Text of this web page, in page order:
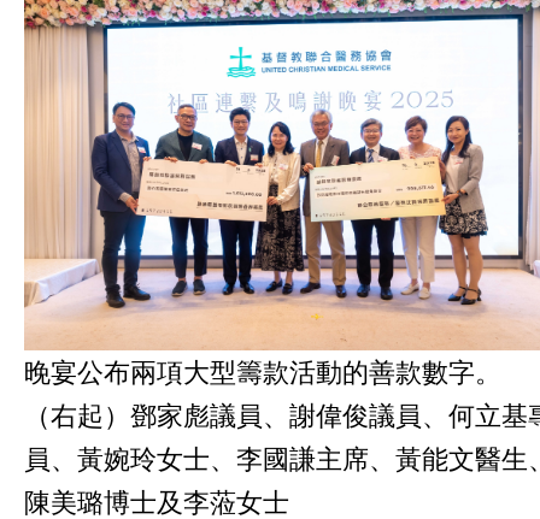
晚宴公布兩項大型籌款活動的善款數字。
（右起）鄧家彪議員、謝偉俊議員、何立基
員、黃婉玲女士、李國謙主席、黃能文醫生
陳美璐博士及李蒞女士